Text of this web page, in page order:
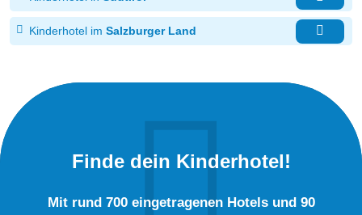
Kinderhotel im Salzburger Land
Finde dein Kinderhotel!
Mit rund 700 eingetragenen Hotels und 90